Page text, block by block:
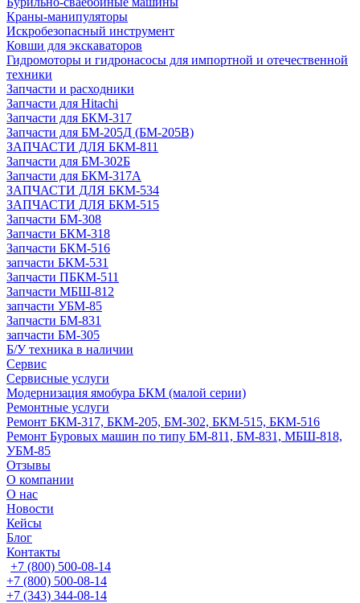
Краны-манипуляторы
Искробезопасный инструмент
Ковши для экскаваторов
Гидромоторы и гидронасосы для импортной и отечественной
техники
Запчасти и расходники
Запчасти для Hitachi
Запчасти для БКМ-317
Запчасти для БМ-205Д (БМ-205В)
ЗАПЧАСТИ ДЛЯ БКМ-811
Запчасти для БМ-302Б
Запчасти для БКМ-317А
ЗАПЧАСТИ ДЛЯ БКМ-534
ЗАПЧАСТИ ДЛЯ БКМ-515
Запчасти БМ-308
Запчасти БКМ-318
Запчасти БКМ-516
запчасти БКМ-531
Запчасти ПБКМ-511
Запчасти МБШ-812
запчасти УБМ-85
Запчасти БМ-831
запчасти БМ-305
Б/У техника в наличии
Сервис
Сервисные услуги
Модернизация ямобура БКМ (малой серии)
Ремонтные услуги
Ремонт БКМ-317, БКМ-205, БМ-302, БКМ-515, БКМ-516
Ремонт Буровых машин по типу БМ-811, БМ-831, МБШ-818,
УБМ-85
Отзывы
О компании
О нас
Новости
Кейсы
Блог
Контакты
+7 (800) 500-08-14
+7 (800) 500-08-14
+7 (343) 344-08-14